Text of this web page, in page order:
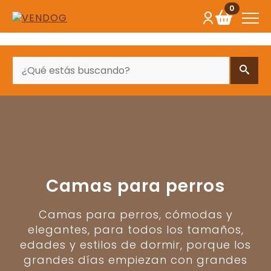
0
Camas para perros
Camas para perros, cómodas y
elegantes, para todos los tamaños,
edades y estilos de dormir, porque los
grandes días empiezan con grandes